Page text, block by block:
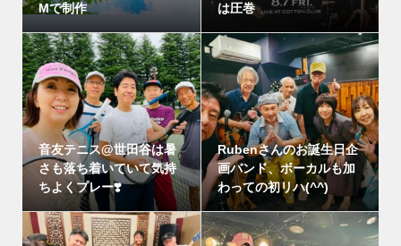
Mで制作
は圧巻
音友テニス@世田谷は暑
さも落ち着いていて気持
ちよくプレー❣️
Rubenさんのお誕生日企
画バンド、ボーカルも加
わっての初リハ(^^)